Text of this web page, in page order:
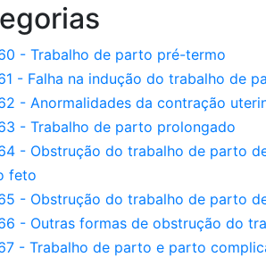
- Trabalho de parto pré-termo
- Falha na indução do trabalho de
- Anormalidades da contração
- Trabalho de parto prolongado
- Obstrução do trabalho de parto
feto
- Obstrução do trabalho de parto
- Outras formas de obstrução do
- Trabalho de parto e parto